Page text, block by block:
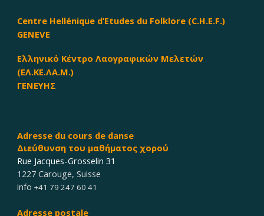
Centre Hellénique d’Etudes du Folklore (C.H.E.F.)
GENEVE
Ελληνικό Κέντρο Λαογραφικών Μελετών
(ΕΛ.ΚΕ.ΛΑ.Μ.)
ΓΕΝΕΥΗΣ
Adresse du cours de danse
Διεύθυνση του μαθήματος χορού
Rue Jacques-Grosselin 31
1227 Carouge, Suisse
info+41 79 247 60 41
Adresse postale